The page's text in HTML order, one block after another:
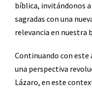
bíblica, invitándonos
sagradas con una
relevancia en nuestra
Continuando con
una perspectiva
Lázaro, en este